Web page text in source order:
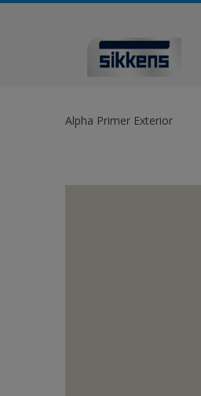
Alpha Primer Exterior